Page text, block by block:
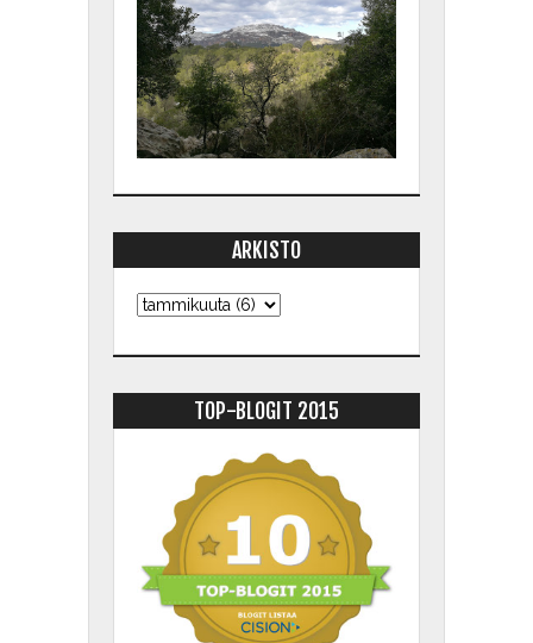
ARKISTO
TOP-BLOGIT 2015